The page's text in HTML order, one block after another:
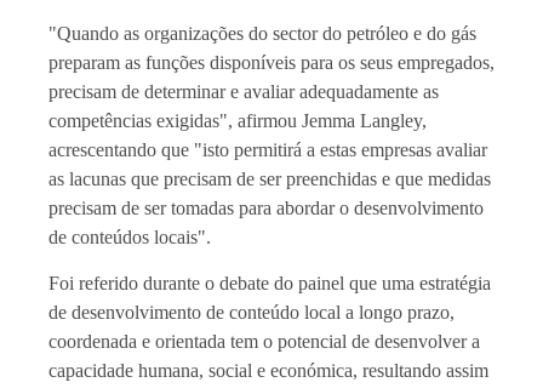
"Quando as organizações do sector do petróleo e do gás
preparam as funções disponíveis para os seus empregados,
precisam de determinar e avaliar adequadamente as
competências exigidas", afirmou Jemma Langley,
acrescentando que "isto permitirá a estas empresas avaliar
as lacunas que precisam de ser preenchidas e que medidas
precisam de ser tomadas para abordar o desenvolvimento
de conteúdos locais".
Foi referido durante o debate do painel que uma estratégia
de desenvolvimento de conteúdo local a longo prazo,
coordenada e orientada tem o potencial de desenvolver a
capacidade humana, social e económica, resultando assim